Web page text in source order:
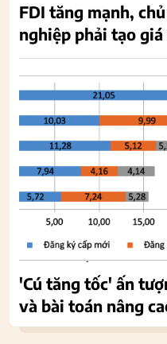
FDI tăng mạnh,
nghiệp phải tạo
'Cú tăng tốc' ấn
và bài toán nâng